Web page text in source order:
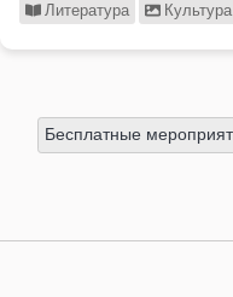
Литература Культура
Бесплатные